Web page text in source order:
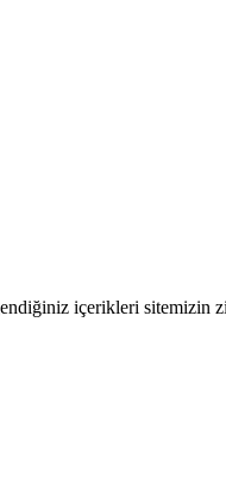
içerikleri sitemizin